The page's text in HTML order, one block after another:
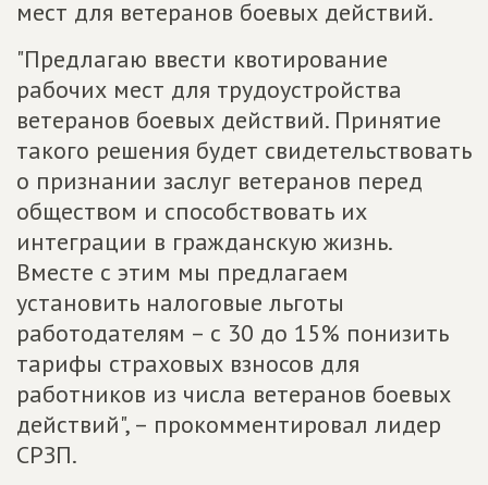
мест для ветеранов боевых действий.
"Предлагаю ввести квотирование
рабочих мест для трудоустройства
ветеранов боевых действий. Принятие
такого решения будет свидетельствовать
о признании заслуг ветеранов перед
обществом и способствовать их
интеграции в гражданскую жизнь.
Вместе с этим мы предлагаем
установить налоговые льготы
работодателям – с 30 до 15% понизить
тарифы страховых взносов для
работников из числа ветеранов боевых
действий", – прокомментировал лидер
СРЗП.